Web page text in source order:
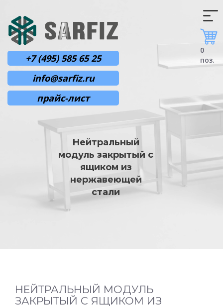
+7 (495) 585 65 25
info@sarfiz.ru
прайс-лист
0
поз.
Нейтральный
модуль закрытый с
ящиком из
нержавеющей
стали
НЕЙТРАЛЬНЫЙ МОДУЛЬ
ЗАКРЫТЫЙ С ЯЩИКОМ ИЗ